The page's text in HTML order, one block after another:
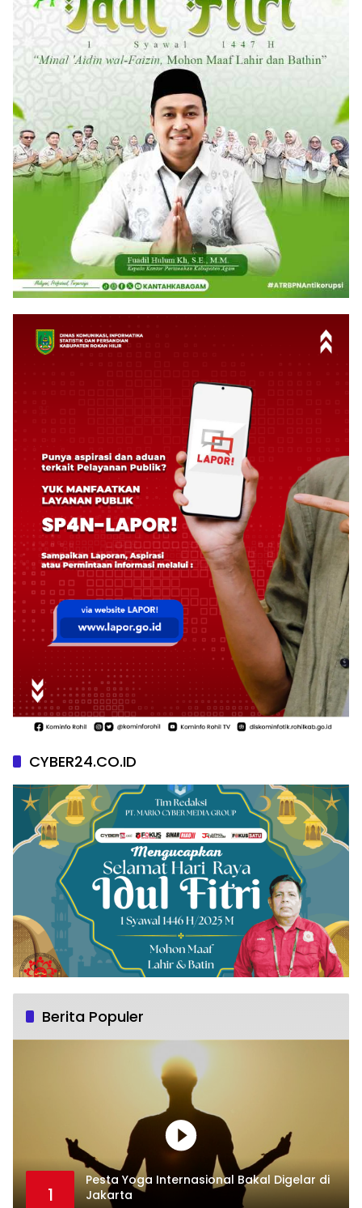
CYBER24.CO.ID
Berita Populer
1
Pesta Yoga Internasional Bakal Digelar di
Jakarta